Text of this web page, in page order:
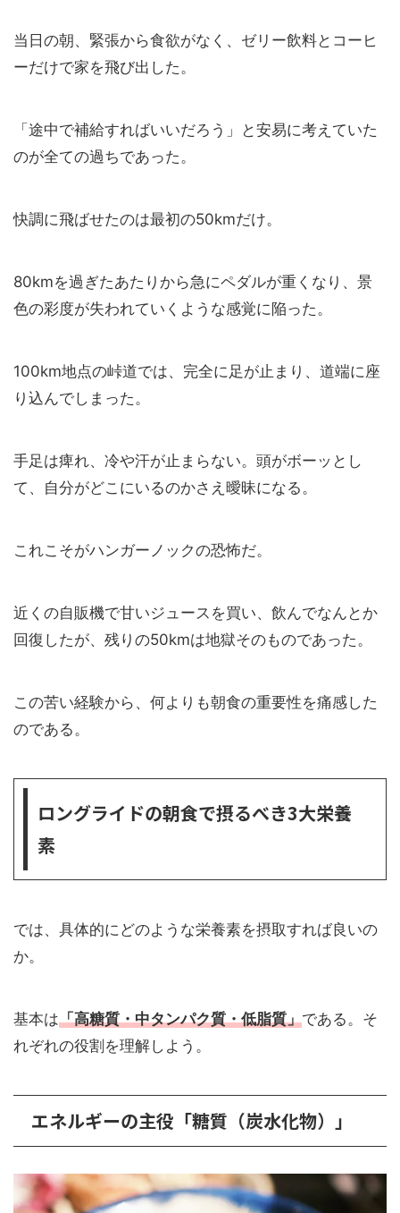
当日の朝、緊張から食欲がなく、ゼリー飲料とコーヒ
ーだけで家を飛び出した。
「途中で補給すればいいだろう」と安易に考えていた
のが全ての過ちであった。
快調に飛ばせたのは最初の50kmだけ。
80kmを過ぎたあたりから急にペダルが重くなり、景
色の彩度が失われていくような感覚に陥った。
100km地点の峠道では、完全に足が止まり、道端に座
り込んでしまった。
手足は痺れ、冷や汗が止まらない。頭がボーッとし
て、自分がどこにいるのかさえ曖昧になる。
これこそがハンガーノックの恐怖だ。
近くの自販機で甘いジュースを買い、飲んでなんとか
回復したが、残りの50kmは地獄そのものであった。
この苦い経験から、何よりも朝食の重要性を痛感した
のである。
ロングライドの朝食で摂るべき3大栄養
素
では、具体的にどのような栄養素を摂取すれば良いの
か。
基本は「高糖質・中タンパク質・低脂質」である。そ
れぞれの役割を理解しよう。
エネルギーの主役「糖質（炭水化物）」